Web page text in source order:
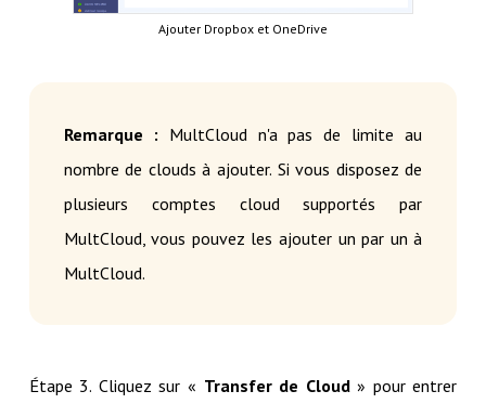
Ajouter Dropbox et OneDrive
Remarque : MultCloud n'a pas de limite au
nombre de clouds à ajouter. Si vous disposez de
plusieurs comptes cloud supportés par
MultCloud, vous pouvez les ajouter un par un à
MultCloud.
Étape 3. Cliquez sur « Transfer de Cloud» pour entrer